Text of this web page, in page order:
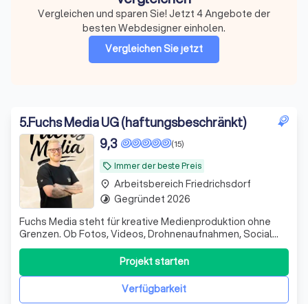
Vergleichen und sparen Sie! Jetzt 4 Angebote der
besten Webdesigner einholen.
Vergleichen Sie jetzt
5.Fuchs Media UG (haftungsbeschränkt)
local_offer Immer der beste Preis
(15)
9,3
Fuchs Media steht für kreative Medienproduktion ohne
Grenzen. Ob Fotos, Videos, Drohnenaufnahmen, Social
Media Content, Imagefilme, Eventbegleitung, Werbeclips
oder Content für Unternehmen oder sie Privat, wir setzen
Ideen professionell und modern um. Von kleinen Projekten
bis zu großen ProduktioneVerfügbarkeit
Projekt starten
place Arbeitsbereich Friedrichsdorf
timelapse Gegründet 2026